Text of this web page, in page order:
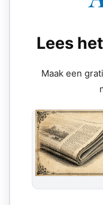
Lees
Maak een